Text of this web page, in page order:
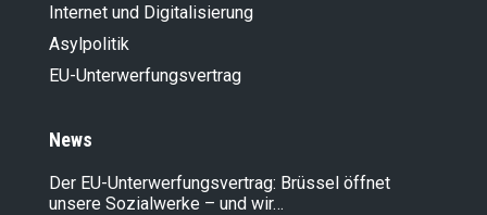
Internet und Digitalisierung
Asylpolitik
EU-Unterwerfungsvertrag
News
Der EU-Unterwerfungsvertrag: Brüssel öffnet
unsere Sozialwerke – und wir…